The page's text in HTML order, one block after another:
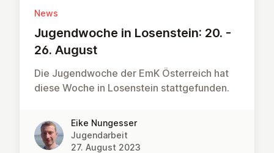
News
Ju­gend­woche in Lo­sen­stein: 20. -
26. August
Die Jugendwoche der EmK Österreich hat
diese Woche in Losenstein stattgefunden.
Eike Nungesser
Jugendarbeit
27. August 2023